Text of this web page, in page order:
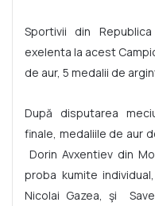
Sportivii din
exelenta la acest
de aur, 5 medalii de
După disputarea
finale, medaliile de aur
Dorin Avxentiev din
proba kumite
Nicolai Gazea, şi